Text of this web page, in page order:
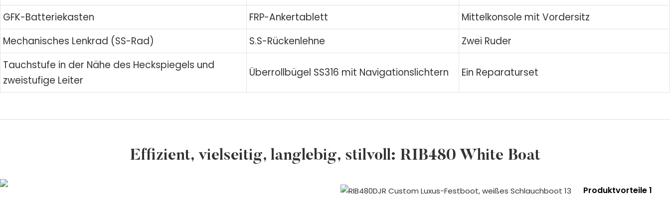
GFK-Batteriekasten
FRP-Ankertablett
Mittelkonsole mit Vordersitz
Mechanisches Lenkrad (SS-Rad)
S.S-Rückenlehne
Zwei Ruder
Tauchstufe in der Nähe des Heckspiegels und
zweistufige Leiter
Überrollbügel SS316 mit Navigationslichtern Ein Reparaturset
Effizient, vielseitig, langlebig, stilvoll: RIB480 White Boat
Produktvorteile 1